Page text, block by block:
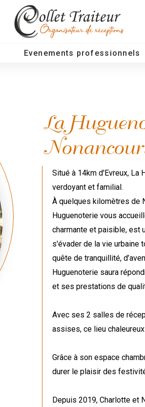
Evenements professionnels
La
Situé à 14km d'Evreux, La
verdoyant et familial.
À quelques kilomètres de
Huguenoterie vous
charmante et paisible, est
s'évader de la vie urbaine
quête de tranquillité,
Huguenoterie saura
et ses prestations de
Avec ses 2 salles de
assises, ce lieu
Grâce à son espace
durer le plaisir des
Depuis 2019, Charlotte et